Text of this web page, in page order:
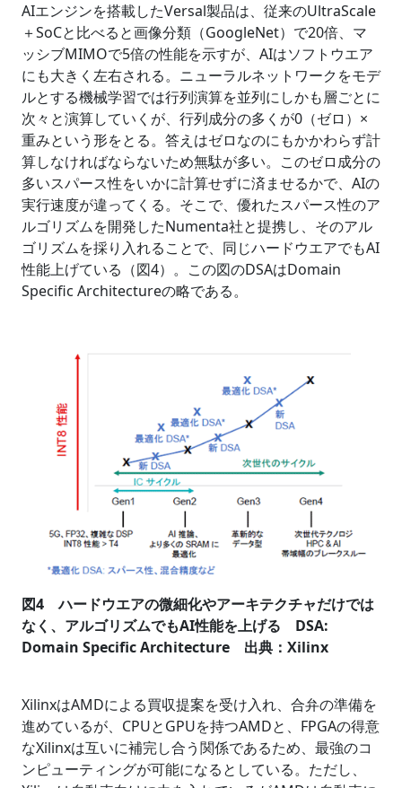
AIエンジンを搭載したVersal製品は、従来のUltraScale
＋SoCと比べると画像分類（GoogleNet）で20倍、マ
ッシブMIMOで5倍の性能を示すが、AIはソフトウエア
にも大きく左右される。ニューラルネットワークをモデ
ルとする機械学習では行列演算を並列にしかも層ごとに
次々と演算していくが、行列成分の多くが0（ゼロ）×
重みという形をとる。答えはゼロなのにもかかわらず計
算しなければならないため無駄が多い。このゼロ成分の
多いスパース性をいかに計算せずに済ませるかで、AIの
実行速度が違ってくる。そこで、優れたスパース性のア
ルゴリズムを開発したNumenta社と提携し、そのアル
ゴリズムを採り入れることで、同じハードウエアでもAI
性能上げている（図4）。この図のDSAはDomain
Specific Architectureの略である。
図4 ハードウエアの微細化やアーキテクチャだけでは
なく、アルゴリズムでもAI性能を上げる DSA:
Domain Specific Architecture 出典：Xilinx
XilinxはAMDによる買収提案を受け入れ、合弁の準備を
進めているが、CPUとGPUを持つAMDと、FPGAの得意
なXilinxは互いに補完し合う関係であるため、最強のコ
ンピューティングが可能になるとしている。ただし、